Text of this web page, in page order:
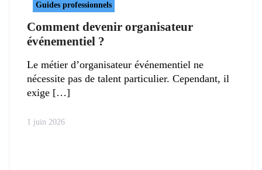
Guides professionnels
Comment devenir organisateur
événementiel ?
Le métier d’organisateur événementiel ne
nécessite pas de talent particulier. Cependant, il
exige
1 juin 2026